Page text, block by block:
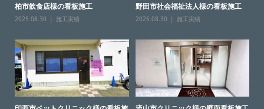
柏市飲食店様の看板施工
2025.08.30 施工実績
野田市社会福祉法人様の看板施工
2025.08.30 施工実績